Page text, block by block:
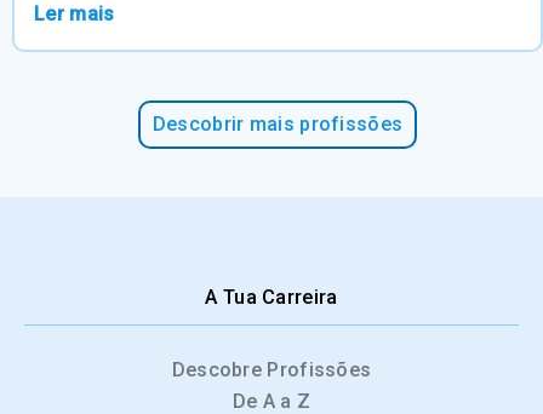
Ler mais
Descobrir mais profissões
A Tua Carreira
Descobre Profissões
De A a Z